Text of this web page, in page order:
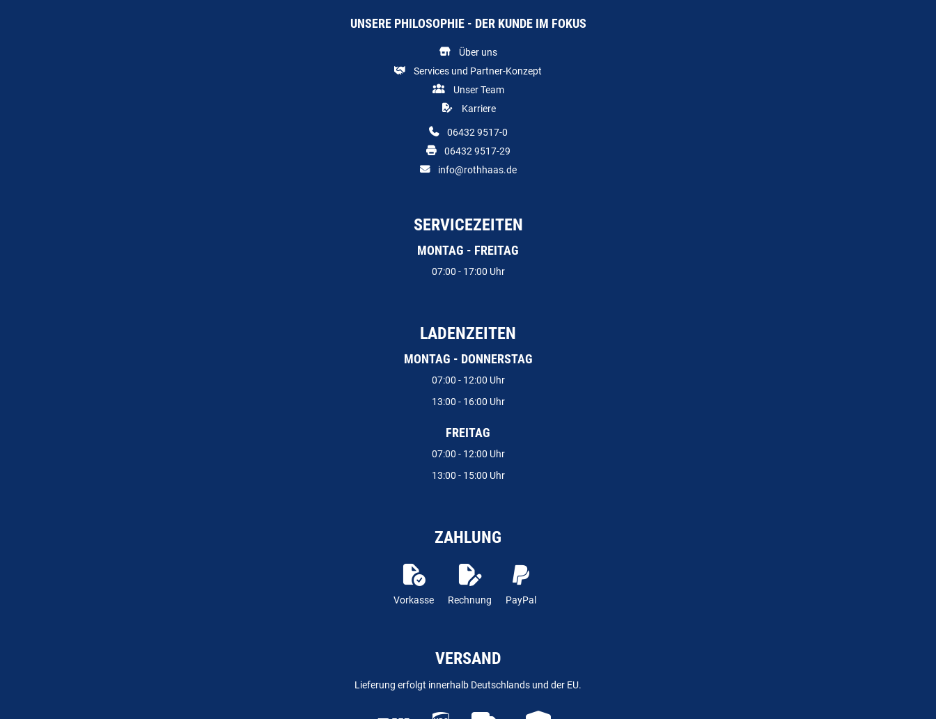
UNSERE PHILOSOPHIE - DER KUNDE IM FOKUS
Über uns
Services und Partner-Konzept
Unser Team
Karriere
06432 9517-0
06432 9517-29
info@rothhaas.de
SERVICEZEITEN
MONTAG - FREITAG
07:00 - 17:00 Uhr
LADENZEITEN
MONTAG - DONNERSTAG
07:00 - 12:00 Uhr
13:00 - 16:00 Uhr
FREITAG
07:00 - 12:00 Uhr
13:00 - 15:00 Uhr
ZAHLUNG
Vorkasse Rechnung PayPal
VERSAND
Lieferung erfolgt innerhalb Deutschlands und der EU.